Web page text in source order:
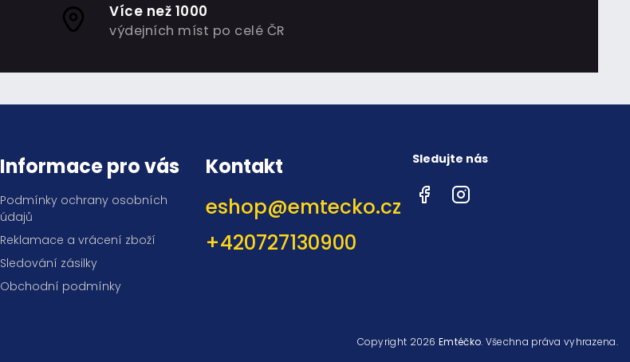
Více než 1000
výdejních míst po celé ČR
Informace pro vás
Podmínky ochrany osobních
údajů
Reklamace a vrácení zboží
Sledování zásilky
Obchodní podmínky
Kontakt
eshop@emtecko.cz
+420727130900
Sledujte nás
FacebookInstagram
Copyright 2026Emtéčko. Všechna práva vyhrazena.